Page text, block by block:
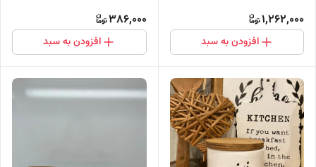
1,262,000
افزودن به سبد
386,000
افزودن به سبد